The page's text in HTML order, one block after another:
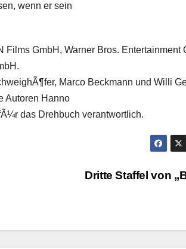
wenn er sein
Films GmbH, Warner Bros. Entertainment
Marco Beckmann und Willi
Autoren Hanno
das Drehbuch verantwortlich.
Dritte Staffel von